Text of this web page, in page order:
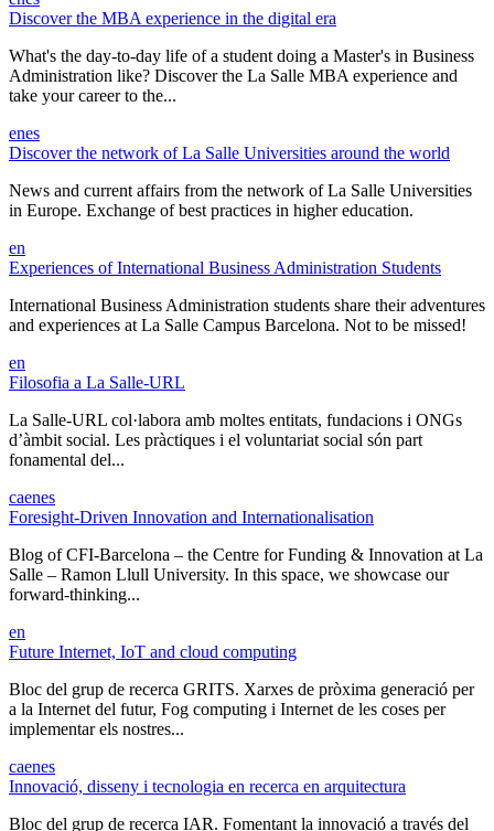
Discover the MBA experience in the digital era
What's the day-to-day life of a student doing a Master's in Business
Administration like? Discover the La Salle MBA experience and
take your career to the...
enes
Discover the network of La Salle Universities around the world
News and current affairs from the network of La Salle Universities
in Europe. Exchange of best practices in higher education.
en
Experiences of International Business Administration Students
International Business Administration students share their adventures
and experiences at La Salle Campus Barcelona. Not to be missed!
en
Filosofia a La Salle-URL
La Salle-URL col·labora amb moltes entitats, fundacions i ONGs
d’àmbit social. Les pràctiques i el voluntariat social són part
fonamental del...
caenes
Foresight-Driven Innovation and Internationalisation
Blog of CFI-Barcelona – the Centre for Funding & Innovation at La
Salle – Ramon Llull University. In this space, we showcase our
forward-thinking...
en
Future Internet, IoT and cloud computing
Bloc del grup de recerca GRITS. Xarxes de pròxima generació per
a la Internet del futur, Fog computing i Internet de les coses per
implementar els nostres...
caenes
Innovació, disseny i tecnologia en recerca en arquitectura
Bloc del grup de recerca IAR. Fomentant la innovació a través del